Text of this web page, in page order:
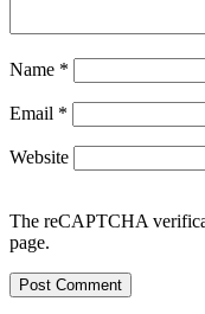
Name *
Email *
Website
The reCAPTCHA
page.